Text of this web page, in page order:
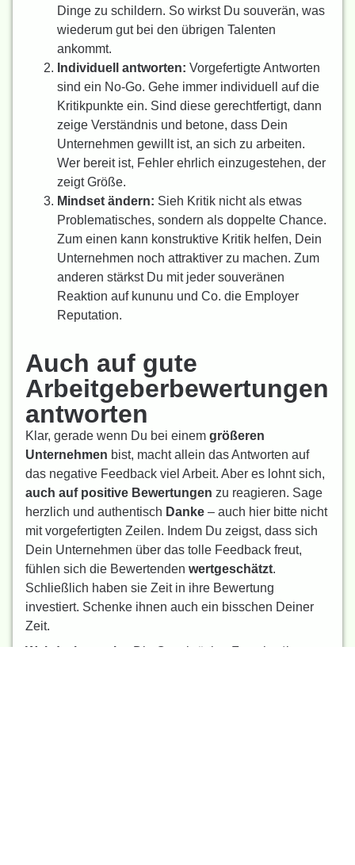
Dinge zu schildern. So wirkst Du souverän, was
wiederum gut bei den übrigen Talenten
ankommt.
Individuell antworten: Vorgefertigte Antworten
sind ein No-Go. Gehe immer individuell auf die
Kritikpunkte ein. Sind diese gerechtfertigt, dann
zeige Verständnis und betone, dass Dein
Unternehmen gewillt ist, an sich zu arbeiten.
Wer bereit ist, Fehler ehrlich einzugestehen, der
zeigt Größe.
Mindset ändern: Sieh Kritik nicht als etwas
Problematisches, sondern als doppelte Chance.
Zum einen kann konstruktive Kritik helfen, Dein
Unternehmen noch attraktiver zu machen. Zum
anderen stärkst Du mit jeder souveränen
Reaktion auf kununu und Co. die Employer
Reputation.
Auch auf gute
Arbeitgeberbewertungen
antworten
Klar, gerade wenn Du bei einem größeren
Unternehmen bist, macht allein das Antworten auf
das negative Feedback viel Arbeit. Aber es lohnt sich,
auch auf positive Bewertungen zu reagieren. Sage
herzlich und authentisch Danke – auch hier bitte nicht
mit vorgefertigten Zeilen. Indem Du zeigst, dass sich
Dein Unternehmen über das tolle Feedback freut,
fühlen sich die Bewertenden wertgeschätzt.
Schließlich haben sie Zeit in ihre Bewertung
investiert. Schenke ihnen auch ein bisschen Deiner
Zeit.
Weird, aber wahr: Die Osnabrücker Forscher*innen